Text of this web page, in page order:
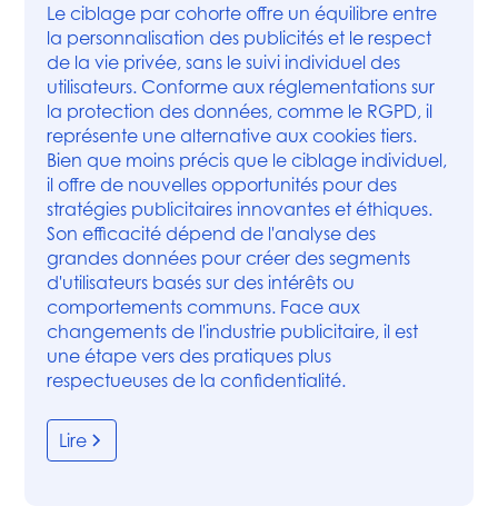
Le ciblage par cohorte offre un équilibre entre
la personnalisation des publicités et le respect
de la vie privée, sans le suivi individuel des
utilisateurs. Conforme aux réglementations sur
la protection des données, comme le RGPD, il
représente une alternative aux cookies tiers.
Bien que moins précis que le ciblage individuel,
il offre de nouvelles opportunités pour des
stratégies publicitaires innovantes et éthiques.
Son efficacité dépend de l'analyse des
grandes données pour créer des segments
d'utilisateurs basés sur des intérêts ou
comportements communs. Face aux
changements de l'industrie publicitaire, il est
une étape vers des pratiques plus
respectueuses de la confidentialité.
Lire